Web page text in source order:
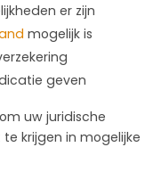
er zijn
mogelijk is
geven
uw juridische
krijgen in mogelijke